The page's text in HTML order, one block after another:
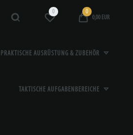
0
0
0,00 EUR
AUSRÜSTUNG & ZUBEHÖR
TAKTISCHE AUFGABENBEREICHE